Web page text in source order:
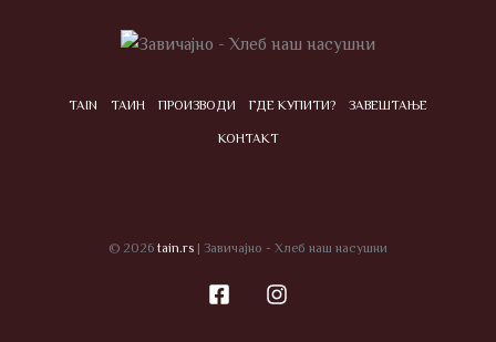
TAIN ТАИН ПРОИЗВОДИ ГДЕ КУПИТИ?
ЗАВЕШТАЊЕ
КОНТАКТ
© 2026tain.rs | Завичајно - Хлеб наш насушни